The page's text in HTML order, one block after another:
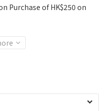
Purchase of HK$250 on